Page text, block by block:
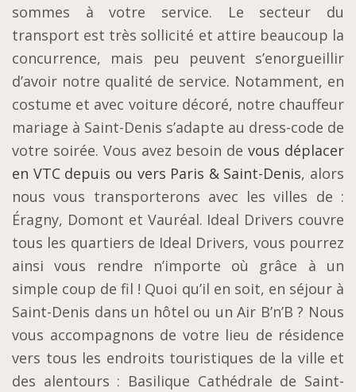
sommes à votre service. Le secteur du
transport est très sollicité et attire beaucoup la
concurrence, mais peu peuvent s’enorgueillir
d’avoir notre qualité de service. Notamment, en
costume et avec voiture décoré, notre chauffeur
mariage à Saint-Denis s’adapte au dress-code de
votre soirée. Vous avez besoin devous déplacer
en VTC depuis ou vers Paris & Saint-Denis, alors
nous vous transporterons avec les villes de :
Éragny, Domont et Vauréal. Ideal Drivers couvre
tous les quartiers de Ideal Drivers, vous pourrez
ainsi vous rendre n’importe où grâce à un
simple coup de fil ! Quoi qu’il en soit, en séjour à
Saint-Denis dans un hôtel ou un Air B’n’B ? Nous
vous accompagnons de votre lieu de résidence
vers tous les endroits touristiques de la ville et
des alentours : Basilique Cathédrale de Saint-